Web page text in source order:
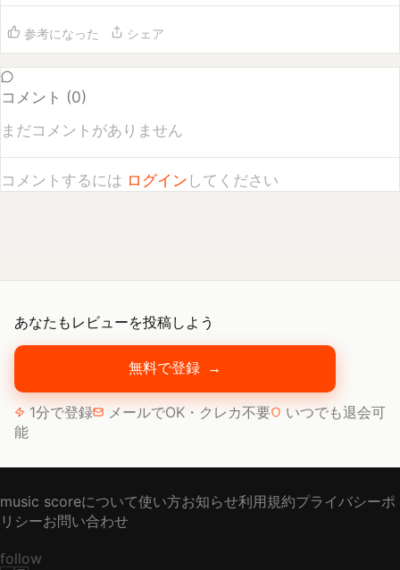
コメント (0
まだコメントがありません
あなたもレビューを投稿しよう
無料で登録 →
1分で登録 メールでOK・クレカ不要
いつでも退会可
能
music scoreについて使い方お知らせ利用規約プライバシーポ
リシーお問い合わせ
follow